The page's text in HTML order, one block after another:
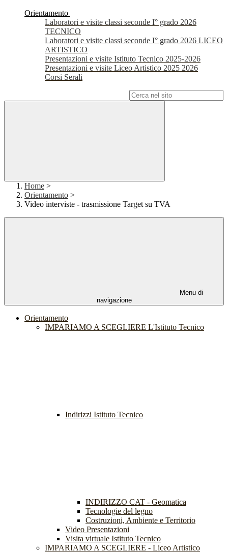
Orientamento
Laboratori e visite classi seconde I° grado 2026
TECNICO
Laboratori e visite classi seconde I° grado 2026 LICEO
ARTISTICO
Presentazioni e visite Istituto Tecnico 2025-2026
Presentazioni e visite Liceo Artistico 2025 2026
Corsi Serali
Home >
Orientamento >
Video interviste - trasmissione Target su TVA
Menu di
navigazione
Orientamento
IMPARIAMO A SCEGLIERE L'Istituto Tecnico
Indirizzi Istituto Tecnico
INDIRIZZO CAT - Geomatica
Tecnologie del legno
Costruzioni, Ambiente e Territorio
Video Presentazioni
Visita virtuale Istituto Tecnico
IMPARIAMO A SCEGLIERE - Liceo Artistico